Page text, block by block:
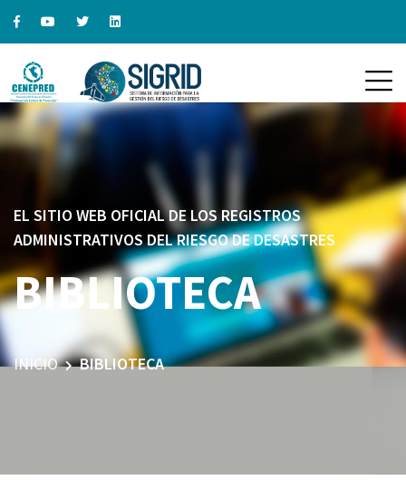
EL SITIO WEB OFICIAL DE LOS REGISTROS
ADMINISTRATIVOS DEL RIESGO DE DESASTRES
BIBLIOTECA
INICIO BIBLIOTECA